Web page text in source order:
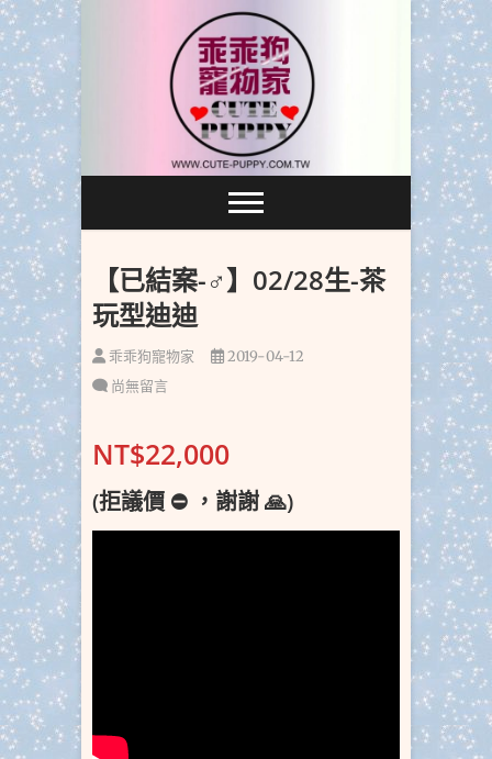
【已結案-♂】02/28生-茶
玩型迪迪
乖乖狗寵物家
2019-04-12
尚無留言
NT$22,000
(拒議價 ⛔️ ，謝謝 🙏)